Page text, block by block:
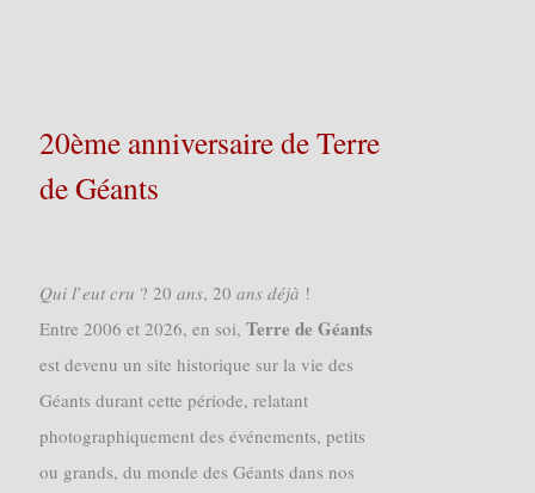
20ème anniversaire de Terre
de Géants
𝑄𝑢𝑖 𝑙’𝑒𝑢𝑡 𝑐𝑟𝑢 ? 20 𝑎𝑛𝑠, 20 𝑎𝑛𝑠 𝑑𝑒́𝑗𝑎̀ !
Entre 2006 et 2026, en soi,Terre de Géants
est devenu un site historique sur la vie des
Géants durant cette période, relatant
photographiquement des événements, petits
ou grands, du monde des Géants dans nos